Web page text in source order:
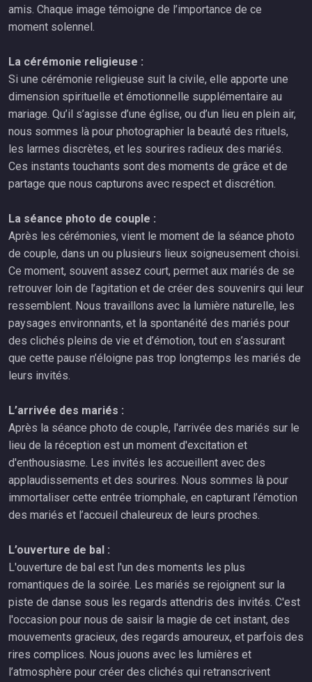
amis. Chaque image témoigne de l’importance de ce
moment solennel.
La cérémonie religieuse :
Si une cérémonie religieuse suit la civile, elle apporte une
dimension spirituelle et émotionnelle supplémentaire au
mariage. Qu’il s’agisse d’une église, ou d’un lieu en plein air,
nous sommes là pour photographier la beauté des rituels,
les larmes discrètes, et les sourires radieux des mariés.
Ces instants touchants sont des moments de grâce et de
partage que nous capturons avec respect et discrétion.
La séance photo de couple :
Après les cérémonies, vient le moment de la séance photo
de couple, dans un ou plusieurs lieux soigneusement choisi.
Ce moment, souvent assez court, permet aux mariés de se
retrouver loin de l’agitation et de créer des souvenirs qui leur
ressemblent. Nous travaillons avec la lumière naturelle, les
paysages environnants, et la spontanéité des mariés pour
des clichés pleins de vie et d’émotion, tout en s’assurant
que cette pause n’éloigne pas trop longtemps les mariés de
leurs invités.
L’arrivée des mariés :
Après la séance photo de couple, l'arrivée des mariés sur le
lieu de la réception est un moment d'excitation et
d'enthousiasme. Les invités les accueillent avec des
applaudissements et des sourires. Nous sommes là pour
immortaliser cette entrée triomphale, en capturant l’émotion
des mariés et l’accueil chaleureux de leurs proches.
L’ouverture de bal :
L'ouverture de bal est l'un des moments les plus
romantiques de la soirée. Les mariés se rejoignent sur la
piste de danse sous les regards attendris des invités. C'est
l'occasion pour nous de saisir la magie de cet instant, des
mouvements gracieux, des regards amoureux, et parfois des
rires complices. Nous jouons avec les lumières et
l’atmosphère pour créer des clichés qui retranscrivent